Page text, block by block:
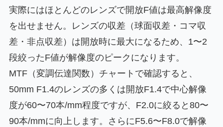
実際にはほとんどのレンズで開放F値は最高解像度
を出せません。レンズの収差（球面収差・コマ収
差・非点収差）は開放時に最大になるため、1〜2
段絞ったF値が解像度のピークになります。
MTF（変調伝達関数）チャートで確認すると、
50mm F1.4のレンズの多くは開放F1.4で中心解像
度が60〜70本/mm程度ですが、F2.0に絞ると80〜
90本/mmに向上します。さらにF5.6〜F8.0で解像